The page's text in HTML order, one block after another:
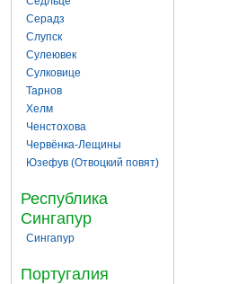
Серадз
Слупск
Сулеювек
Сулковице
Тарнов
Хелм
Ченстохова
Червёнка-Лещины
Юзефув (Отвоцкий повят)
Республика
Сингапур
Сингапур
Португалия